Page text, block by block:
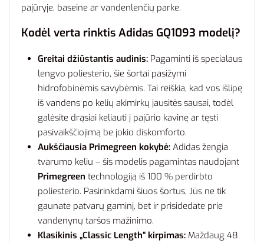
pajūryje, baseine ar vandenlenčių parke.
Kodėl verta rinktis Adidas GQ1093 modelį?
Greitai džiūstantis audinis: Pagaminti iš specialaus
lengvo poliesterio, šie šortai pasižymi
hidrofobinėmis savybėmis. Tai reiškia, kad vos išlipę
iš vandens po kelių akimirkų jausitės sausai, todėl
galėsite drąsiai keliauti į pajūrio kavinę ar tęsti
pasivaikščiojimą be jokio diskomforto.
Aukščiausia Primegreen kokybė: Adidas žengia
tvarumo keliu – šis modelis pagamintas naudojant
Primegreen technologiją iš 100 % perdirbto
poliesterio. Pasirinkdami šiuos šortus, Jūs ne tik
gaunate patvarų gaminį, bet ir prisidedate prie
vandenynų taršos mažinimo.
Klasikinis „Classic Length“ kirpimas: Maždaug 48